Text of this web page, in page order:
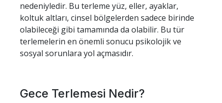
nedeniyledir. Bu terleme yüz, eller, ayaklar,
koltuk altları, cinsel bölgelerden sadece birinde
olabileceği gibi tamamında da olabilir. Bu tür
terlemelerin en önemli sonucu psikolojik ve
sosyal sorunlara yol açmasıdır.
Gece Terlemesi Nedir?